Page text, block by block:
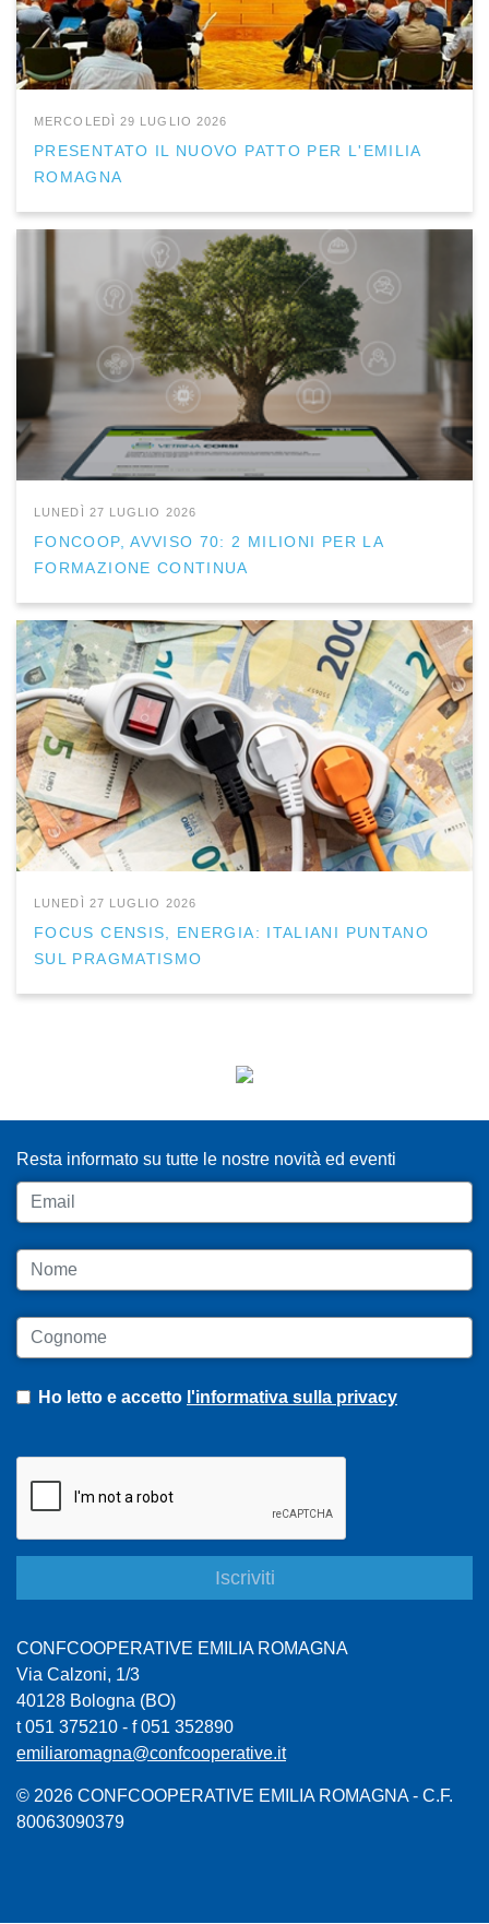
MERCOLEDÌ 29 LUGLIO 2026
PRESENTATO IL NUOVO PATTO PER L'EMILIA
ROMAGNA
LUNEDÌ 27 LUGLIO 2026
FONCOOP, AVVISO 70: 2 MILIONI PER LA
FORMAZIONE CONTINUA
LUNEDÌ 27 LUGLIO 2026
FOCUS CENSIS, ENERGIA: ITALIANI PUNTANO
SUL PRAGMATISMO
Resta informato su tutte le nostre novità ed eventi
Email
Nome
Cognome
Ho letto e accetto l'informativa sulla privacy
CONFCOOPERATIVE EMILIA ROMAGNA
Via Calzoni, 1/3
40128 Bologna (BO)
t 051 375210 - f 051 352890
emiliaromagna@confcooperative.it
© 2026 CONFCOOPERATIVE EMILIA ROMAGNA - C.F.
80063090379